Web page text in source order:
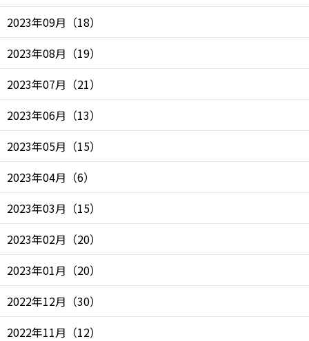
2023年09月 （18）
2023年08月 （19）
2023年07月 （21）
2023年06月 （13）
2023年05月 （15）
2023年04月 （6）
2023年03月 （15）
2023年02月 （20）
2023年01月 （20）
2022年12月 （30）
2022年11月 （12）